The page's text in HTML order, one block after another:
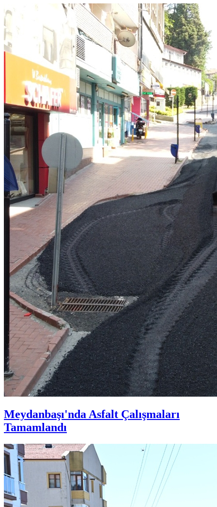
Meydanbaşı'nda Asfalt Çalışmaları
Tamamlandı